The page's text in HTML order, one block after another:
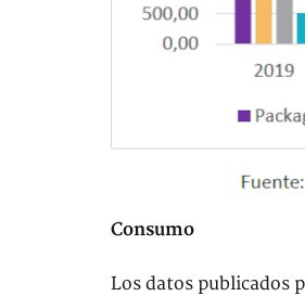
Consumo
Los datos publicados